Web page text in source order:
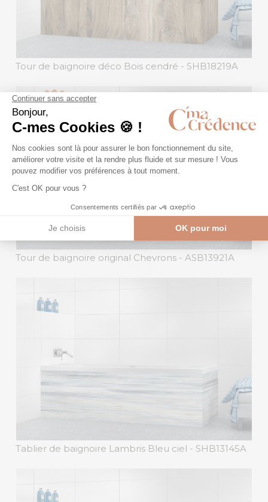
Tour de baignoire déco Bois cendré - SHB18219A
Tour de baignoire original Chevrons - ASB13921A
Tablier de baignoire Lambris Bleu ciel - SHB13145A